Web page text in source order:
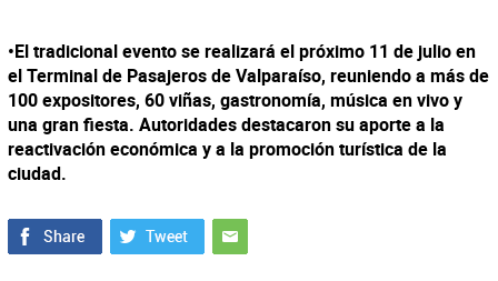
•El tradicional evento se realizará el próximo 11 de julio en
el Terminal de Pasajeros de Valparaíso, reuniendo a más de
100 expositores, 60 viñas, gastronomía, música en vivo y
una gran fiesta. Autoridades destacaron su aporte a la
reactivación económica y a la promoción turística de la
ciudad.